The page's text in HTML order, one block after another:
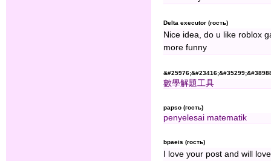
Delta executor (гость)
Nice idea, do u like roblox
more funny
數學解題工具
papso (гость)
penyelesai matematik
bpaeis (гость)
I love your post and will